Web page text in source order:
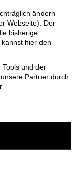
ändern
Webseite). Der
bisherige
hier den
und der
Partner durch